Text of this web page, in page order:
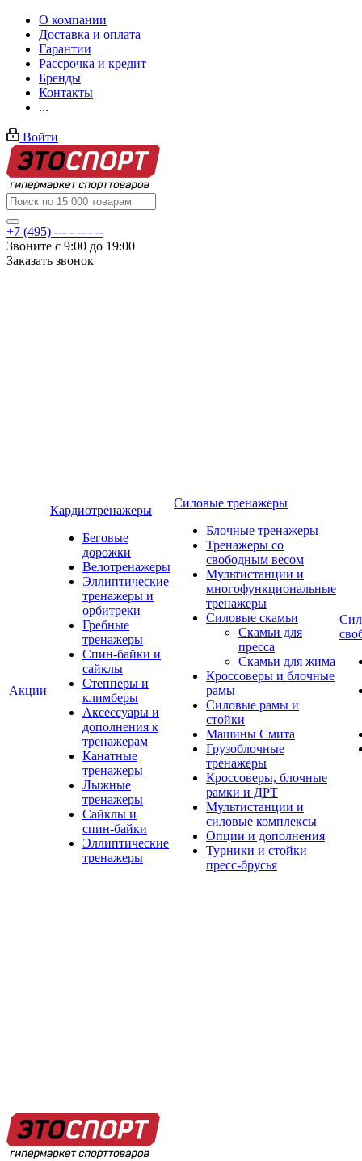
О компании
Доставка и оплата
Гарантии
Рассрочка и кредит
Бренды
Контакты
...
Войти
+7 (495) --- - -- - --
Звоните с 9:00 до 19:00
Заказать звонок
Акции
Кардиотренажеры
Беговые
дорожки
Велотренажеры
Эллиптические
тренажеры и
орбитреки
Гребные
тренажеры
Спин-байки и
сайклы
Степперы и
климберы
Аксессуары и
дополнения к
тренажерам
Канатные
тренажеры
Лыжные
тренажеры
Сайклы и
спин-байки
Эллиптические
тренажеры
Силовые тренажеры
Блочные тренажеры
Тренажеры со
свободным весом
Мультистанции и
многофункциональные
тренажеры
Силовые скамьи
Скамьи для
пресса
Скамьи для жима
Кроссоверы и блочные
рамы
Силовые рамы и
стойки
Машины Смита
Грузоблочные
тренажеры
Кроссоверы, блочные
рамки и ДРТ
Мультистанции и
силовые комплексы
Опции и дополнения
Турники и стойки
пресс-брусья